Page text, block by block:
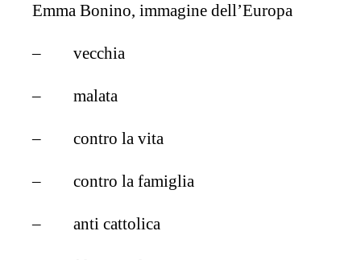
Emma Bonino, immagine dell’Europa
– vecchia
– malata
– contro la vita
– contro la famiglia
– anti cattolica